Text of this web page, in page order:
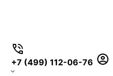
+7 (499) 112-06-76